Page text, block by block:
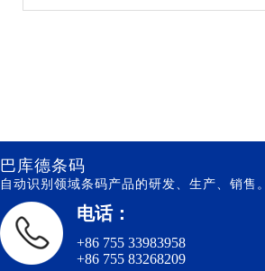
巴库德条码
自动识别领域条码产品的研发、生产、销售。
电话：
+86 755 33983958
+86 755 83268209